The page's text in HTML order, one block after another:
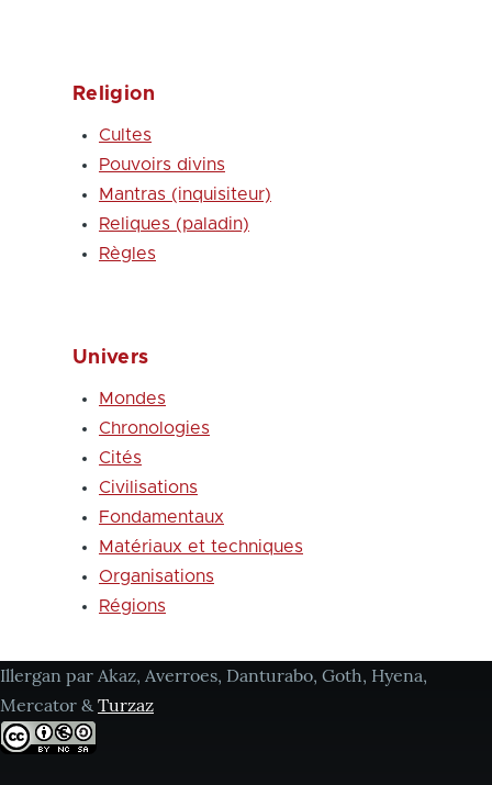
Religion
Cultes
Pouvoirs divins
Mantras (inquisiteur)
Reliques (paladin)
Règles
Univers
Mondes
Chronologies
Cités
Civilisations
Fondamentaux
Matériaux et techniques
Organisations
Régions
Illergan par Akaz, Averroes, Danturabo, Goth, Hyena,
Mercator & Turzaz